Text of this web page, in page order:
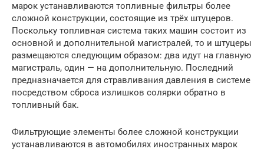
марок устанавливаются топливные фильтры более
сложной конструкции, состоящие из трёх штуцеров.
Поскольку топливная система таких машин состоит из
основной и дополнительной магистралей, то и штуцеры
размещаются следующим образом: два идут на главную
магистраль, один — на дополнительную. Последний
предназначается для стравливания давления в системе
посредством сброса излишков солярки обратно в
топливный бак.
Фильтрующие элементы более сложной конструкции
устанавливаются в автомобилях иностранных марок